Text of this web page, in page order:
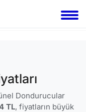
Dondurucular
TL, fiyatların büyük